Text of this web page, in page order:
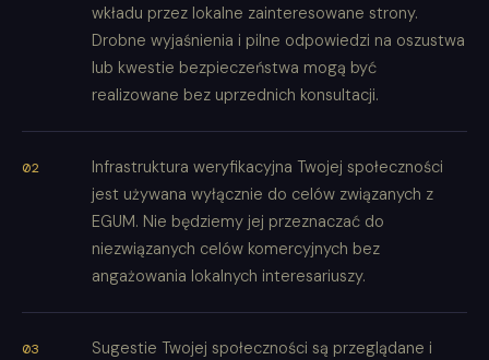
wkładu przez lokalne zainteresowane strony.
Drobne wyjaśnienia i pilne odpowiedzi na oszustwa
lub kwestie bezpieczeństwa mogą być
realizowane bez uprzednich konsultacji.
Infrastruktura weryfikacyjna Twojej społeczności
jest używana wyłącznie do celów związanych z
EGUM. Nie będziemy jej przeznaczać do
niezwiązanych celów komercyjnych bez
angażowania lokalnych interesariuszy.
Sugestie Twojej społeczności są przeglądane i